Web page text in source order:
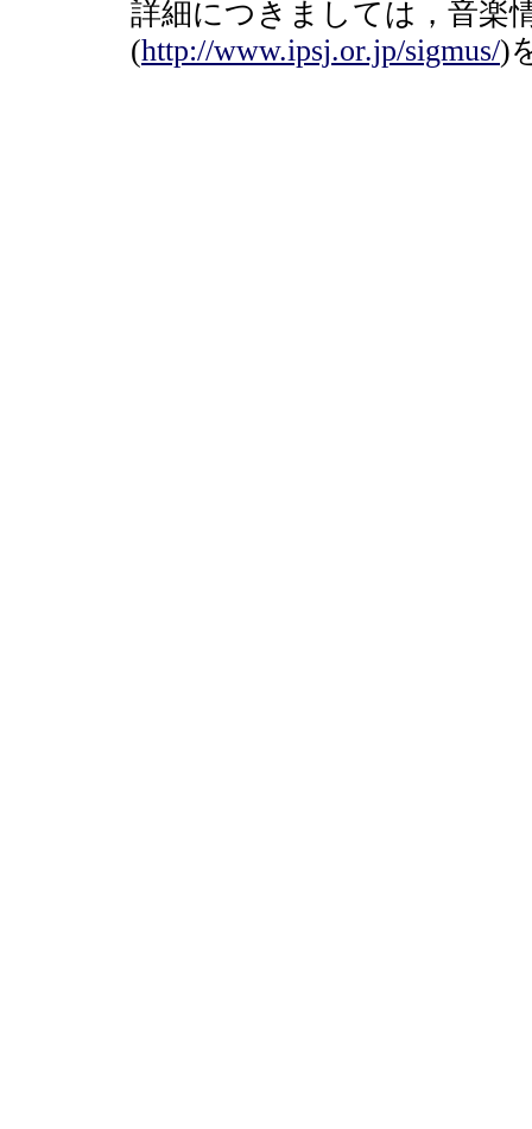
詳細につきましては，音楽
(http://www.ipsj.or.jp/sigmus/)